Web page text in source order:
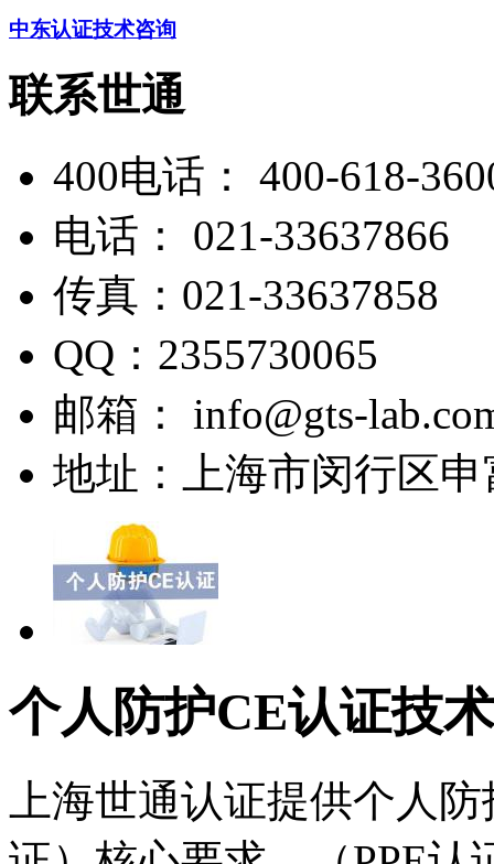
中东认证技术咨询
联系世通
400电话： 400-618-
电话： 021-33637866
传真： 021-33637858
QQ： 2355730065
邮箱：
info@gts-
地址：
上海市闵行区
个人防护CE认证技
上海世通认证提供个人